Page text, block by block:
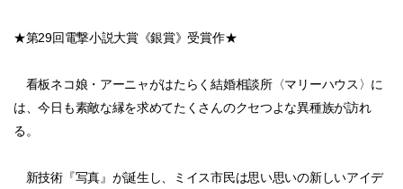
★第29回電撃小説大賞《銀賞》受賞作★
看板ネコ娘・アーニャがはたらく結婚相談所〈マリーハウス〉に
は、今日も素敵な縁を求めてたくさんのクセつよな異種族が訪れ
る。
新技術『写真』が誕生し、ミイス市民は思い思いの新しいアイデ